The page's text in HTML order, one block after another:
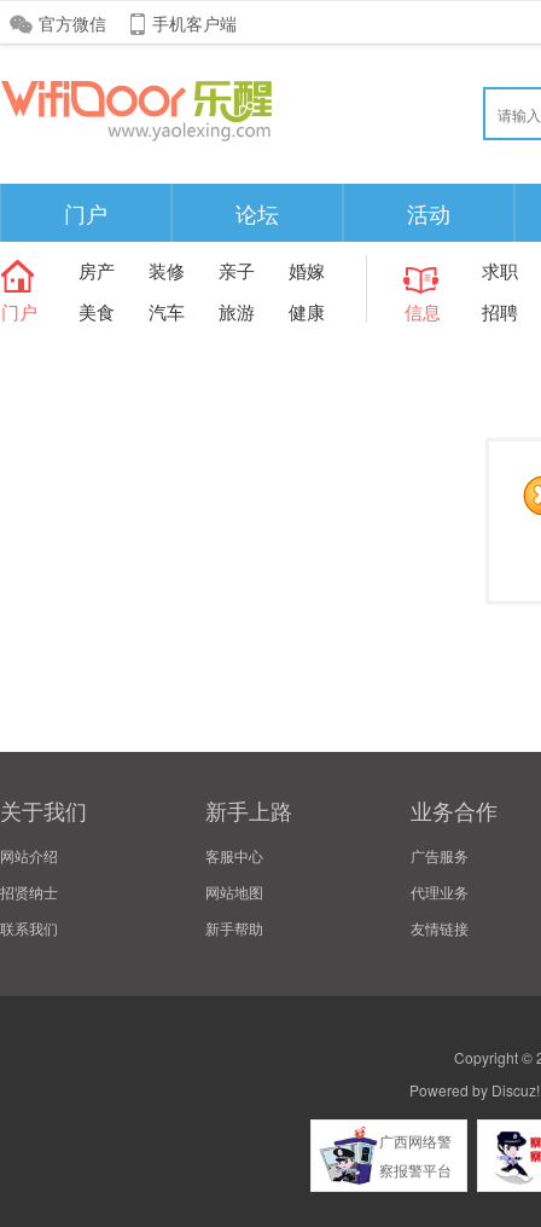
官方微信 手机客户端
门户 论坛 活动
门户
房产 装修 亲子
婚嫁
美食
汽车 旅游 健康 信息
求职
招聘
关于我们
网站介绍
招贤纳士
联系我们
新手上路
客服中心
网站地图
新手帮助
业务合作
广告服务
代理业务
友情链接
Copyright ©
Powered by Discuz!
广西网络警
察报警平台